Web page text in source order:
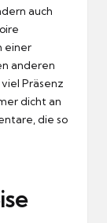
auch
einer
anderen
Präsenz
dicht an
die so